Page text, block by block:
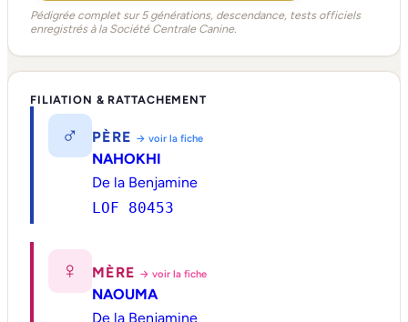
Pédigrée complet sur 5 générations, descendance, tests officiels
enregistrés à la Société Centrale Canine.
FILIATION & RATTACHEMENT
♂ PÈRE → voir la fiche
NAHOKHI
De la Benjamine
LOF 80453
♀ MÈRE → voir la fiche
NAOUMA
De la Benjamine